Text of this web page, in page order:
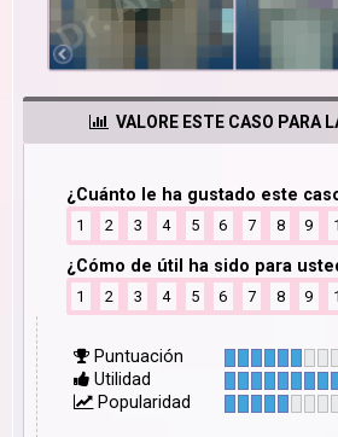
VALORE ESTE CASO PARA
¿Cuánto le ha gustado este
1 2 3 4 5 6 7 8 9
¿Cómo de útil ha sido para
1 2 3 4 5 6 7 8 9
Puntuación
Utilidad
Popularidad